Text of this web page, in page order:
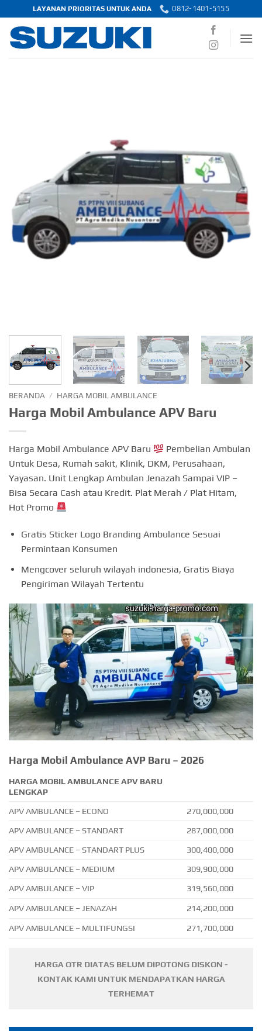
to
content
LAYANAN PRIORITAS UNTUK ANDA 0812-1401-5155
BERANDA / HARGA MOBIL AMBULANCE
Harga Mobil Ambulance APV Baru
Harga Mobil Ambulance APV Baru
Pembelian Ambulan
Untuk Desa, Rumah sakit, Klinik, DKM, Perusahaan,
Yayasan. Unit Lengkap Ambulan Jenazah Sampai VIP –
Bisa Secara Cash atau Kredit. Plat Merah / Plat Hitam,
Hot Promo
Gratis Sticker Logo Branding Ambulance Sesuai
Permintaan Konsumen
Mengcover seluruh wilayah indonesia, Gratis Biaya
Pengiriman Wilayah Tertentu
Harga Mobil Ambulance AVP Baru – 2026
HARGA MOBIL AMBULANCE APV BARU
LENGKAP
APV AMBULANCE – ECONO 270,000,000
APV AMBULANCE – STANDART 287,000,000
APV AMBULANCE – STANDART PLUS 300,400,000
APV AMBULANCE – MEDIUM 309,900,000
APV AMBULANCE – VIP 319,560,000
APV AMBULANCE – JENAZAH 214,200,000
APV AMBULANCE – MULTIFUNGSI 271,700,000
HARGA OTR DIATAS BELUM DIPOTONG DISKON -
KONTAK KAMI UNTUK MENDAPATKAN HARGA
TERHEMAT